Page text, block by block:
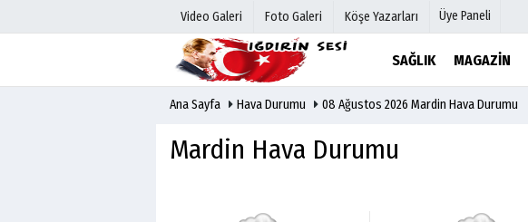
Video Galeri Foto Galeri Köşe Yazarları Üye Paneli
SAĞLIK MAGAZİN
Hava Durumu
Anketler
Ana Sayfa Hava Durumu 08 Ağustos 2026 Mardin Hava Durumu
Mardin Hava Durumu